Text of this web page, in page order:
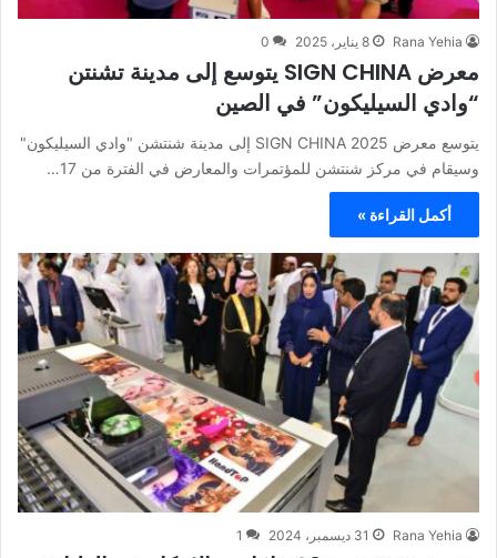
Rana Yehia 8 يناير، 2025 0
معرض SIGN CHINA يتوسع إلى مدينة تشنتن
“وادي السيليكون” في الصين
يتوسع معرض SIGN CHINA 2025 إلى مدينة شنتشن "وادي السيليكون"
وسيقام في مركز شنتشن للمؤتمرات والمعارض في الفترة من 17…
أكمل القراءة »
Rana Yehia 31 ديسمبر، 2024 1